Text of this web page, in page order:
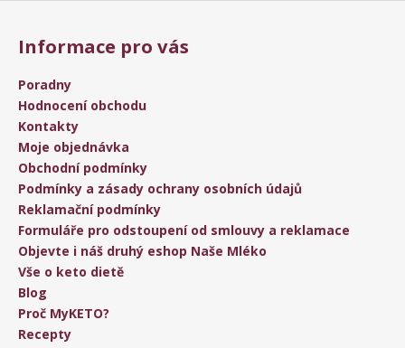
Informace pro vás
Poradny
Hodnocení obchodu
Kontakty
Moje objednávka
Obchodní podmínky
Podmínky a zásady ochrany osobních údajů
Reklamační podmínky
Formuláře pro odstoupení od smlouvy a reklamace
Objevte i náš druhý eshop Naše Mléko
Vše o keto dietě
Blog
Proč MyKETO?
Recepty